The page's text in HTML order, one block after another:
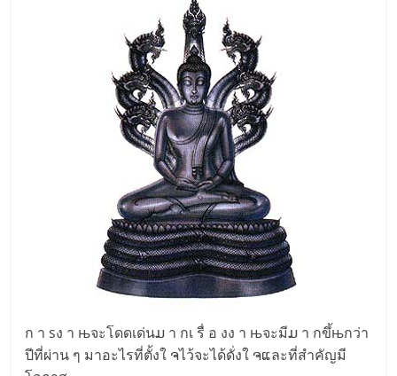
ก า sง า њจะโดดเด่นມ า กเ รื่ อ งง า њจะมีມ า กขึ้њกว่า
ปีที่ผ่าน ๆ มาอะไรที่ตั้งใ ຈไว้จะได้ดั่งใ ຈແละที่สำคัญมี